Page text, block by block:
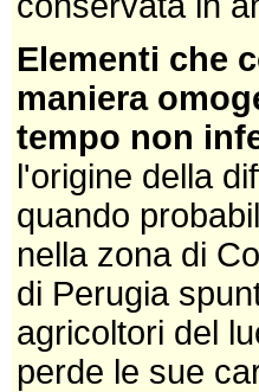
Elementi che
maniera
tempo non
l'origine della
quando
nella zona di
di Perugia
agricoltori del
perde le sue